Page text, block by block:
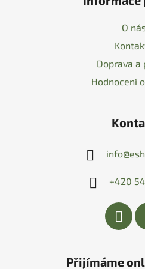
O
Doprava a
Hodnocení
info@
+420
Přijímáme